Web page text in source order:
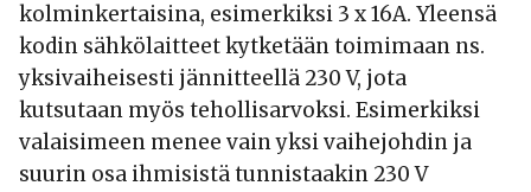
kolminkertaisina, esimerkiksi 3 x 16A. Yleensä
kodin sähkölaitteet kytketään toimimaan ns.
yksivaiheisesti jännitteellä 230 V, jota
kutsutaan myös tehollisarvoksi. Esimerkiksi
valaisimeen menee vain yksi vaihejohdin ja
suurin osa ihmisistä tunnistaakin 230 V